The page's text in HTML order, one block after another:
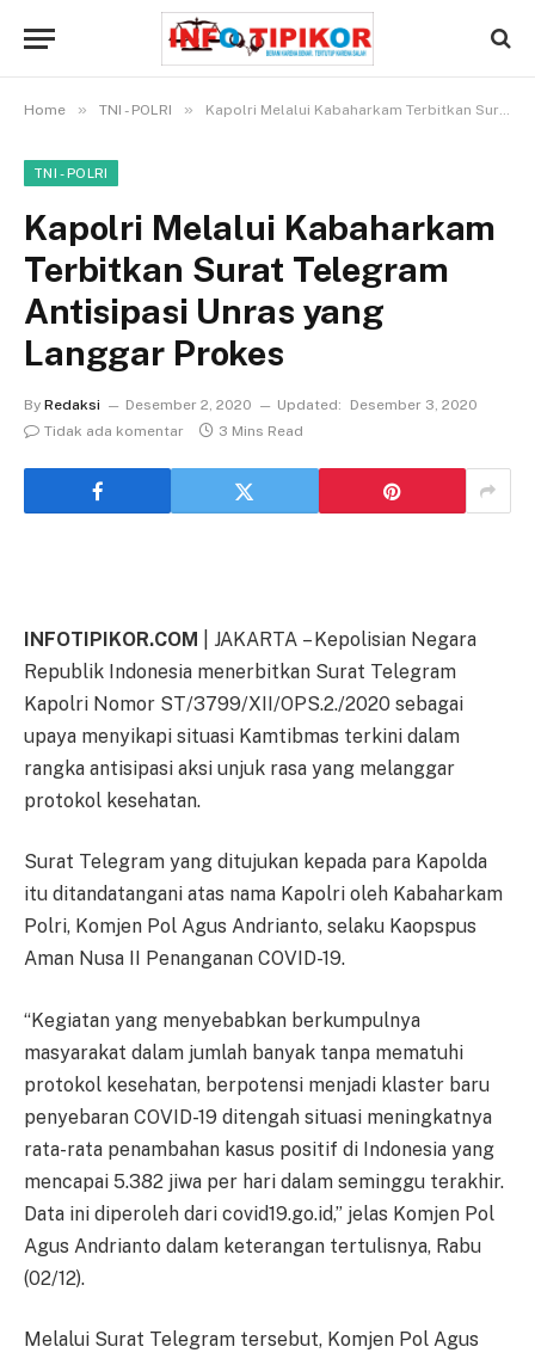
Home » TNI - POLRI » Kapolri Melalui Kabaharkam Terbitkan Surat Telegram Antisipasi Unras yang Langgar Prokes
TNI - POLRI
Kapolri Melalui Kabaharkam
Terbitkan Surat Telegram
Antisipasi Unras yang
Langgar Prokes
By Redaksi Desember 2, 2020 Updated:
Desember 3, 2020
Tidak ada komentar
3 Mins Read
INFOTIPIKOR.COM | JAKARTA – Kepolisian Negara
Republik Indonesia menerbitkan Surat Telegram
Kapolri Nomor ST/3799/XII/OPS.2./2020 sebagai
upaya menyikapi situasi Kamtibmas terkini dalam
rangka antisipasi aksi unjuk rasa yang melanggar
protokol kesehatan.
Surat Telegram yang ditujukan kepada para Kapolda
itu ditandatangani atas nama Kapolri oleh Kabaharkam
Polri, Komjen Pol Agus Andrianto, selaku Kaopspus
Aman Nusa II Penanganan COVID-19.
“Kegiatan yang menyebabkan berkumpulnya
masyarakat dalam jumlah banyak tanpa mematuhi
protokol kesehatan, berpotensi menjadi klaster baru
penyebaran COVID-19 ditengah situasi meningkatnya
rata-rata penambahan kasus positif di Indonesia yang
mencapai 5.382 jiwa per hari dalam seminggu terakhir.
Data ini diperoleh dari covid19.go.id,” jelas Komjen Pol
Agus Andrianto dalam keterangan tertulisnya, Rabu
(02/12).
Melalui Surat Telegram tersebut, Komjen Pol Agus